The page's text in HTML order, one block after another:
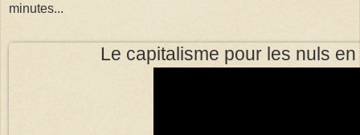
minutes...
Le capitalisme pour les nuls